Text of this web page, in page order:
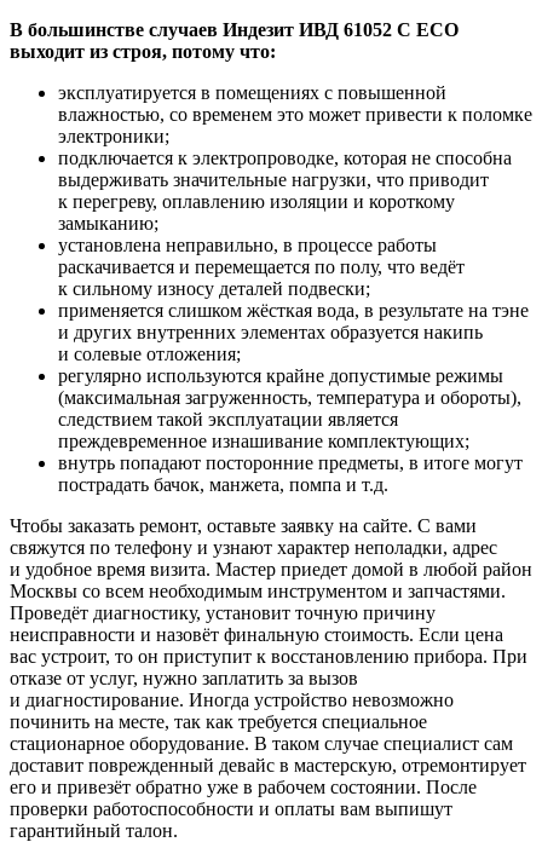
В большинстве случаев Индезит ИВД 61052 С ЕСО
выходит из строя, потому что:
эксплуатируется в помещениях с повышенной
влажностью, со временем это может привести к поломке
электроники;
подключается к электропроводке, которая не способна
выдерживать значительные нагрузки, что приводит
к перегреву, оплавлению изоляции и короткому
замыканию;
установлена неправильно, в процессе работы
раскачивается и перемещается по полу, что ведёт
к сильному износу деталей подвески;
применяется слишком жёсткая вода, в результате на тэне
и других внутренних элементах образуется накипь
и солевые отложения;
регулярно используются крайне допустимые режимы
(максимальная загруженность, температура и обороты),
следствием такой эксплуатации является
преждевременное изнашивание комплектующих;
внутрь попадают посторонние предметы, в итоге могут
пострадать бачок, манжета, помпа и т.д.
Чтобы заказать ремонт, оставьте заявку на сайте. С вами
свяжутся по телефону и узнают характер неполадки, адрес
и удобное время визита. Мастер приедет домой в любой район
Москвы со всем необходимым инструментом и запчастями.
Проведёт диагностику, установит точную причину
неисправности и назовёт финальную стоимость. Если цена
вас устроит, то он приступит к восстановлению прибора. При
отказе от услуг, нужно заплатить за вызов
и диагностирование. Иногда устройство невозможно
починить на месте, так как требуется специальное
стационарное оборудование. В таком случае специалист сам
доставит поврежденный девайс в мастерскую, отремонтирует
его и привезёт обратно уже в рабочем состоянии. После
проверки работоспособности и оплаты вам выпишут
гарантийный талон.